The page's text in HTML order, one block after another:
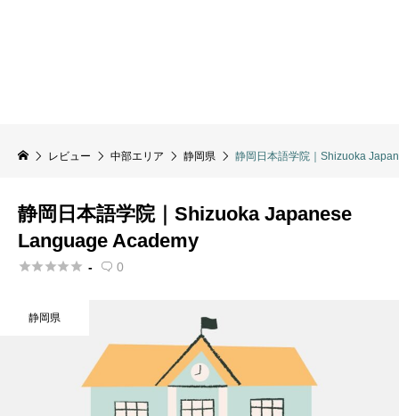
レビュー 中部エリア 静岡県 静岡日本語学院｜Shizuoka
静岡日本語学院｜Shizuoka Japanese
Language Academy
 -  0
静岡県